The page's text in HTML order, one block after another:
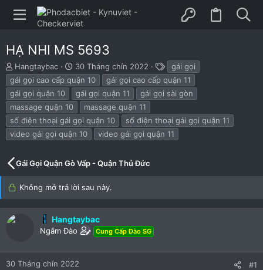
HẠ NHI MS 5693
B
ắ
t
đ
ầ
u
Hangtaybac
N
g
à
y
ắ
t
đ
u
30 Tháng chín 2022
h
ẻ
gái gọi
gái gọi cao cấp quận 10
gái gọi cao cấp quận 11
gái gọi quận 10
gái gọi quận 11
gái gọi sài gòn
massage quận 10
massage quận 11
số điện thoại gái gọi quận 10
số điện thoại gái gọi quận 11
video gái gọi quận 10
video gái gọi quận 11
Gái Gọi Quận Gò Vấp - Quận Thủ Đức
Không mở trả lời sau này.
Hangtaybac
Ngắm Đào Cung Cấp Đào SG
30 Tháng chín 2022 #1